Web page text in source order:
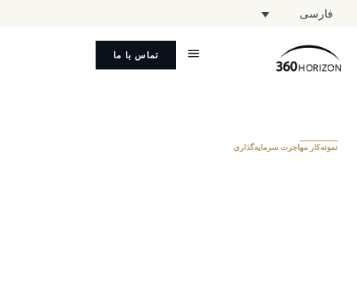
فارسی
تماس با ما
نمونه‌کار مهاجرت سرمایه‌گذاری